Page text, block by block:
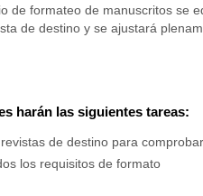
de formateo de manuscritos se
de destino y se ajustará
harán las siguientes tareas:
de destino para
los requisitos de formato